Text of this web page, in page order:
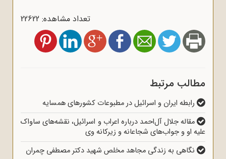
تعداد مشاهده: 22622
مطالب مرتبط
رابطه ایران و اسرائیل در مطبوعات کشورهای همسایه
مقاله جلال آل‌احمد درباره اعراب و اسرائیل، نقشه‌های ساواک
علیه او و جواب‌های شجاعانه و زیرکانه وی
نگاهی به زندگی مجاهد مخلص شهید دکتر مصطفی چمران